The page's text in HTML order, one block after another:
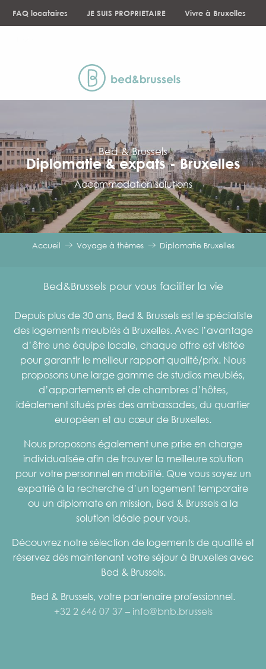
FAQ locataires JE SUIS PROPRIETAIRE Vivre à Bruxelles
Bed & Brussels
Diplomatie & expats - Bruxelles
Accommodation solutions
Accueil Voyage à thèmes Diplomatie Bruxelles
Bed&Brussels pour vous faciliter la vie
Depuis plus de 30 ans, Bed & Brussels est le spécialiste
des logements meublés à Bruxelles. Avec l’avantage
d’être une équipe locale, chaque offre est visitée
pour garantir le meilleur rapport qualité/prix. Nous
proposons une large gamme de studios meublés,
d’appartements et de chambres d’hôtes,
idéalement situés près des ambassades, du quartier
européen et au cœur de Bruxelles.
Nous proposons également une prise en charge
individualisée afin de trouver la meilleure solution
pour votre personnel en mobilité. Que vous soyez un
expatrié à la recherche d’un logement temporaire
ou un diplomate en mission, Bed & Brussels a la
solution idéale pour vous.
Découvrez notre sélection de logements de qualité et
réservez dès maintenant votre séjour à Bruxelles avec
Bed & Brussels.
​Bed & Brussels, votre partenaire professionnel.
+32 2 646 07 37 – info@bnb.brussels